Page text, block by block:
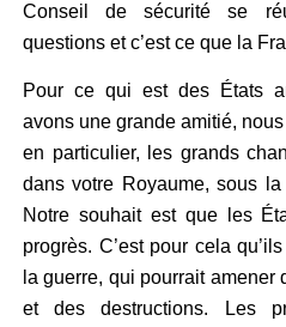
Conseil de sécurité se
questions et c’est ce que la
Pour ce qui est des États
avons une grande amitié,
en particulier, les grands
dans votre Royaume, sous
Notre souhait est que les
progrès. C’est pour cela
la guerre, qui pourrait
et des destructions. Les